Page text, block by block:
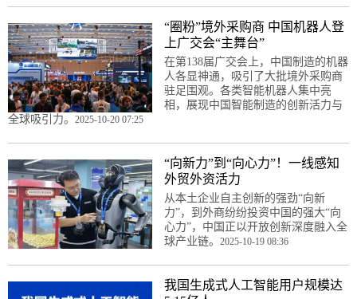
“圈粉”境外采购商 中国机器人登
上广交会“主舞台”
在第138届广交会上，中国制造的机器
人各显神通，吸引了大批境外采购商
驻足围观。各类智能机器人集中亮
相，展现中国智能制造的创新活力与
全球吸引力。 2025-10-20 07:25
“向新力”到“向心力”！一线感知
外贸外资活力
从本土企业自主创新的强劲“向新
力”，到外商纷纷投资中国的强大“向
心力”，中国正以开放创新深度融入全
球产业链。 2025-10-19 08:36
我国生成式人工智能用户规模达